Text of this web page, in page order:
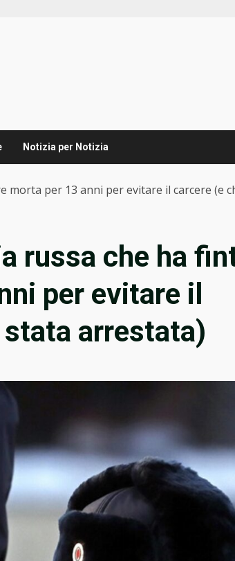
Notizia per Notizia
per 13 anni per evitare il carcere (e
russa che ha
per evitare il
arrestata)